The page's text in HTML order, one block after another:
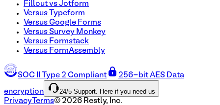
Fillout vs Jotform
Versus Typeform
Versus Google Forms
Versus Survey Monkey
Versus Formstack
Versus FormAssembly
SOC II Type 2 Compliant 256-bit AES Data
encryption 24/5 Support. Here if you need us
Privacy Terms© 2026 Restly, Inc.